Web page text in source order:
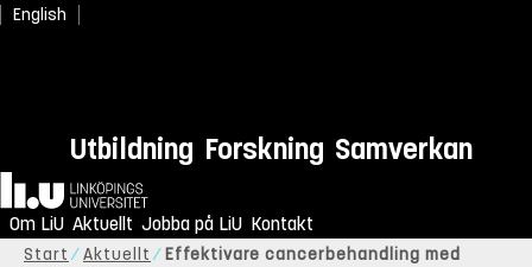
English
Utbildning Forskning Samverkan
Hem
Om LiU Aktuellt Jobba på LiU Kontakt
Start Aktuellt
Effektivare cancerbehandling med